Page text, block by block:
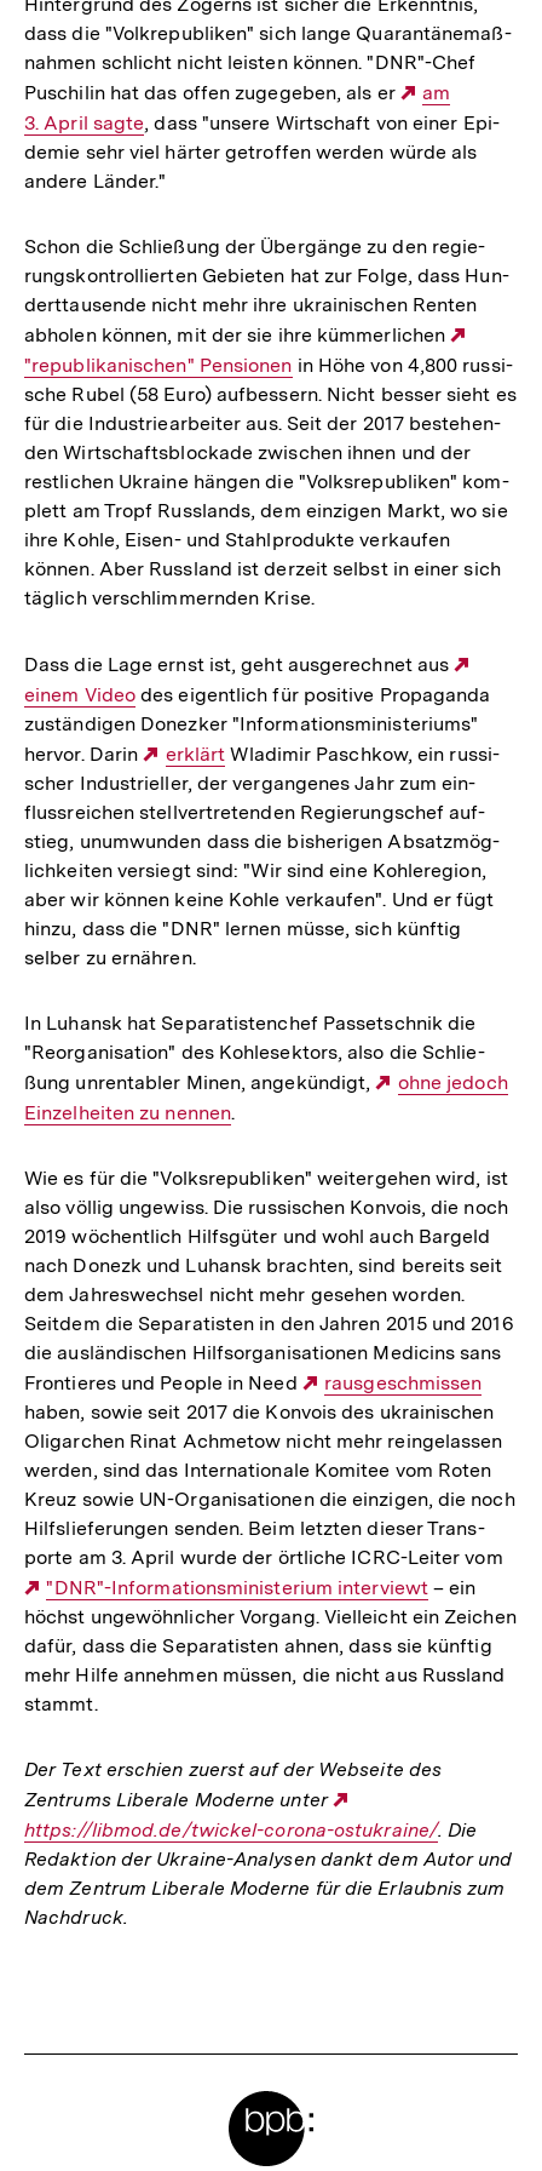
dass die "Volk­re­pu­bli­ken" sich lange Qua­ran­tä­ne­maß­
nah­men schlicht nicht leisten können. "DNR"-Chef
Puschi­lin hat das offen zuge­ge­ben, als er
Externer
Link:
am
3. April sagte, dass "unsere Wirt­schaft von einer Epi­
de­mie sehr viel härter getrof­fen werden würde als
andere Länder."
Schon die Schlie­ßung der Über­gänge zu den regie­
rungs­kon­trol­lier­ten Gebie­ten hat zur Folge, dass Hun­
dert­tau­sende nicht mehr ihre ukrai­ni­schen Renten
abholen können, mit der sie ihre küm­mer­li­chen
Externer
Link:
"repu­bli­ka­ni­schen" Pen­sio­nen in Höhe von 4,800 rus­si­
sche Rubel (58 Euro) auf­bes­sern. Nicht besser sieht es
für die Indus­trie­ar­bei­ter aus. Seit der 2017 bestehen­
den Wirt­schafts­blo­ckade zwi­schen ihnen und der
rest­li­chen Ukraine hängen die "Volks­re­pu­bli­ken" kom­
plett am Tropf Russ­lands, dem ein­zi­gen Markt, wo sie
ihre Kohle, Eisen- und Stahl­pro­dukte ver­kau­fen
können. Aber Russ­land ist derzeit selbst in einer sich
täglich ver­schlim­mern­den Krise.
Dass die Lage ernst ist, geht aus­ge­rech­net aus
Link:
einem Video des eigent­lich für posi­tive Pro­pa­ganda
zustän­di­gen Donez­ker "Infor­ma­ti­ons­mi­nis­te­ri­ums"
hervor. Darin
Externer
Link:
erklärt Wla­di­mir Pasch­kow, ein rus­si­
scher Indus­tri­el­ler, der ver­gan­ge­nes Jahr zum ein­
fluss­rei­chen stell­ver­tre­ten­den Regie­rungs­chef auf­
stieg, unum­wun­den dass die bis­he­ri­gen Absatz­mög­
lich­kei­ten ver­siegt sind: "Wir sind eine Koh­le­re­gion,
aber wir können keine Kohle ver­kau­fen". Und er fügt
hinzu, dass die "DNR" lernen müsse, sich künftig
selber zu ernäh­ren.
In Luhansk hat Sepa­ra­tis­ten­chef Pas­set­sch­nik die
"Reor­ga­ni­sa­tion" des Koh­le­sek­tors, also die Schlie­
ßung unren­ta­bler Minen, ange­kün­digt,
Externer
ohne jedoch
Ein­zel­hei­ten zu nennen.
Wie es für die "Volks­re­pu­bli­ken" wei­ter­ge­hen wird, ist
also völlig unge­wiss. Die rus­si­schen Konvois, die noch
2019 wöchent­lich Hilfs­gü­ter und wohl auch Bargeld
nach Donezk und Luhansk brach­ten, sind bereits seit
dem Jah­res­wech­sel nicht mehr gesehen worden.
Seitdem die Sepa­ra­tis­ten in den Jahren 2015 und 2016
die aus­län­di­schen Hilfs­or­ga­ni­sa­tio­nen Medi­cins sans
Fron­tie­res und People in Need
Externer
Link:
raus­ge­schmis­sen
haben, sowie seit 2017 die Konvois des ukrai­ni­schen
Olig­ar­chen Rinat Ach­me­tow nicht mehr rein­gelas­sen
werden, sind das Inter­na­tio­nale Komitee vom Roten
Kreuz sowie UN-Orga­ni­sa­tio­nen die ein­zi­gen, die noch
Hilfs­lie­fe­run­gen senden. Beim letzten dieser Trans­
porte am 3. April wurde der ört­li­che ICRC-Leiter vom
Externer
Link:
"DNR"-Infor­ma­ti­ons­mi­nis­te­rium inter­viewt – ein
höchst unge­wöhn­li­cher Vorgang. Viel­leicht ein Zeichen
dafür, dass die Sepa­ra­tis­ten ahnen, dass sie künftig
mehr Hilfe anneh­men müssen, die nicht aus Russ­land
stammt.
Der Text erschien zuerst auf der Webseite des
Zentrums Liberale Moderne unter
Link:
https://libmod.de/twickel-corona-ostukraine/. Die
Redaktion der Ukraine-Analysen dankt dem Autor und
dem Zentrum Liberale Moderne für die Erlaubnis zum
Nachdruck.